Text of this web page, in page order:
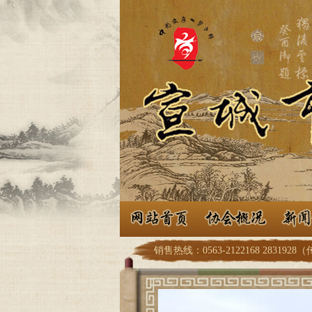
销售热线：0563-2122168 2831928（